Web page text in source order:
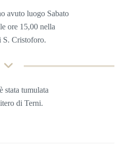
avuto luogo Sabato
ore 15,00 nella
S. Cristoforo.
stata tumulata
di Terni.